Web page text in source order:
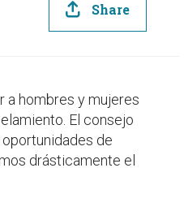
Share
a hombres y mujeres
El consejo
de
drásticamente el